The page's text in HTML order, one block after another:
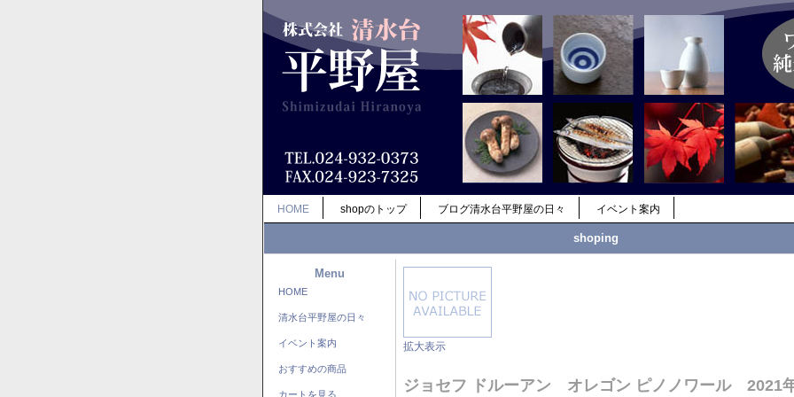
HOME shopのトップ ブログ清水台平野屋の日々 イベント案内
shoping
Menu
HOME
清水台平野屋の日々
イベント案内
おすすめの商品
カートを見る
拡大表示
ジョセフ ドルーアン オレゴン ピノノワール 2021